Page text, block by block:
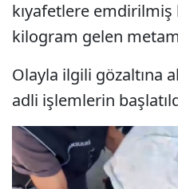
kıyafetlere emdirilmiş
kilogram gelen
Olayla ilgili gözaltına
adli işlemlerin